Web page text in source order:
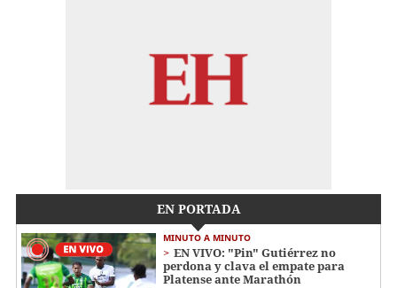
EN PORTADA
MINUTO A MINUTO
EN VIVO: "Pin" Gutiérrez no
perdona y clava el empate para
Platense ante Marathón